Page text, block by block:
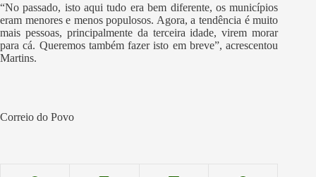
“No passado, isto aqui tudo era bem diferente, os municípios
eram menores e menos populosos. Agora, a tendência é muito
mais pessoas, principalmente da terceira idade, virem morar
para cá. Queremos também fazer isto em breve”, acrescentou
Martins.
Correio do Povo